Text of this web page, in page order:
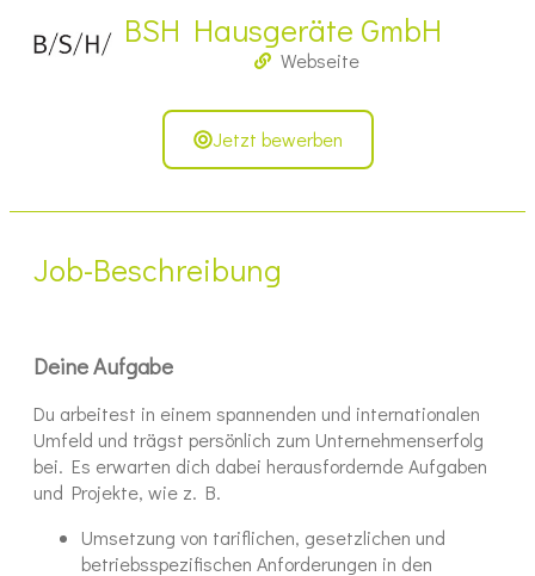
BSH Hausgeräte GmbH
Webseite
Jetzt bewerben
Job-Beschreibung
Deine Aufgabe
Du arbeitest in einem spannenden und internationalen
Umfeld und trägst persönlich zum Unternehmenserfolg
bei. Es erwarten dich dabei herausfordernde Aufgaben
und Projekte, wie z. B.
Umsetzung von tariflichen, gesetzlichen und
betriebsspezifischen Anforderungen in den